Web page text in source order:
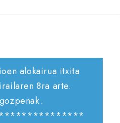
alokairua itxita
8ra arte.